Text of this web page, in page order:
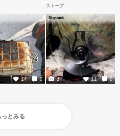
14 0
ストーブ
Signstek
11 0
3
っとみる